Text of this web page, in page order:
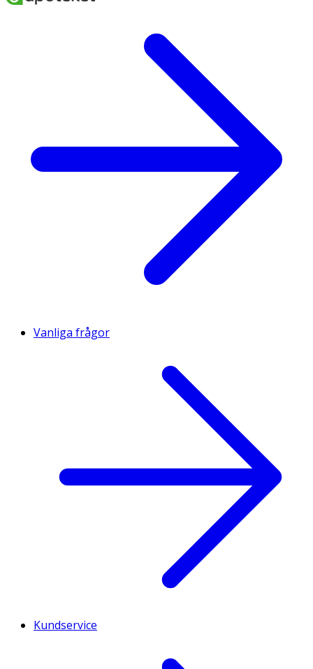
Vanliga frågor
Kundservice